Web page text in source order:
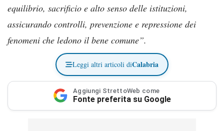
equilibrio, sacrificio e alto senso delle istituzioni,
assicurando controlli, prevenzione e repressione dei
fenomeni che ledono il bene comune”.
Leggi altri articoli diCalabria
Aggiungi StrettoWeb come
Fonte preferita su Google